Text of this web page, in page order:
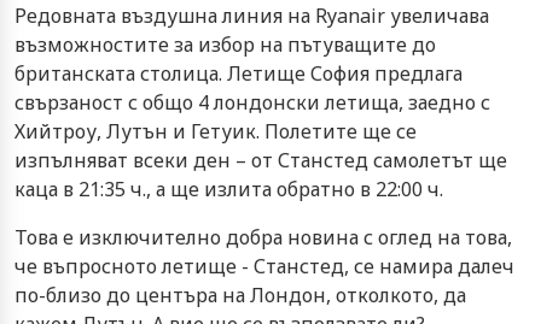
Редовната въздушна линия на Ryanair увеличава
възможностите за избор на пътуващите до
британската столица. Летище София предлага
свързаност с общо 4 лондонски летища, заедно с
Хийтроу, Лутън и Гетуик. Полетите ще се
изпълняват всеки ден – от Станстед самолетът ще
каца в 21:35 ч., а ще излита обратно в 22:00 ч.
Това е изключително добра новина с оглед на това,
че въпросното летище - Станстед, се намира далеч
по-близо до центъра на Лондон, отколкото, да